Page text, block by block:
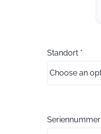
Standort *
Seriennummer